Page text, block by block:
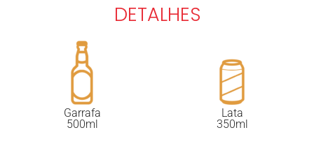
DETALHES
Garrafa
500ml
Lata
350ml